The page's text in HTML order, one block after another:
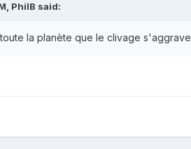
PhilB said:
la planète que le clivage